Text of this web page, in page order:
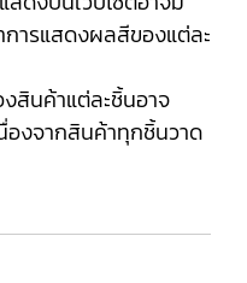
ารแสดงผลสีของแต่ละ
าแต่ละชิ้นอาจ
องจากสินค้าทุกชิ้นวาด